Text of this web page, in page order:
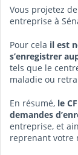
Vous projetez
entreprise à
Pour cela il est
s’enregistrer
tels que le
maladie ou
En résumé, le
demandes
entreprise, et
reprenant votre